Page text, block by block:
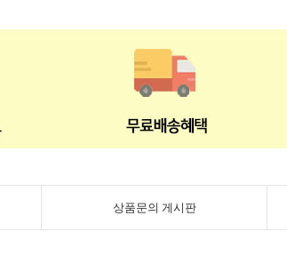
상품문의 게시판